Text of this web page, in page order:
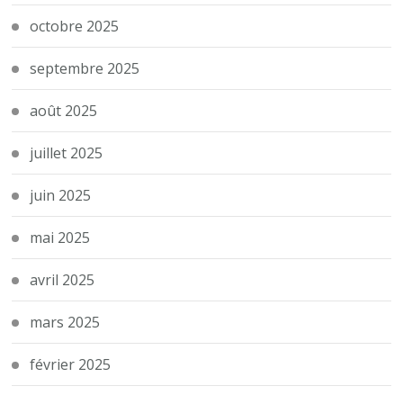
octobre 2025
septembre 2025
août 2025
juillet 2025
juin 2025
mai 2025
avril 2025
mars 2025
février 2025